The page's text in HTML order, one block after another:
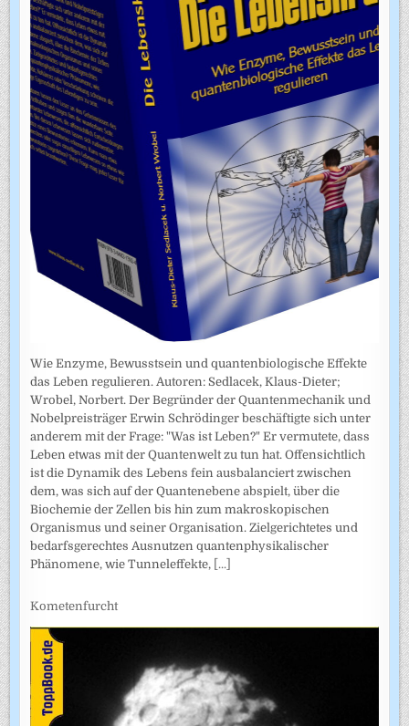
Wie Enzyme, Bewusstsein und quantenbiologische Effekte
das Leben regulieren. Autoren: Sedlacek, Klaus-Dieter;
Wrobel, Norbert. Der Begründer der Quantenmechanik und
Nobelpreisträger Erwin Schrödinger beschäftigte sich unter
anderem mit der Frage: "Was ist Leben?" Er vermutete, dass
Leben etwas mit der Quantenwelt zu tun hat. Offensichtlich
ist die Dynamik des Lebens fein ausbalanciert zwischen
dem, was sich auf der Quantenebene abspielt, über die
Biochemie der Zellen bis hin zum makroskopischen
Organismus und seiner Organisation. Zielgerichtetes und
bedarfsgerechtes Ausnutzen quantenphysikalischer
Phänomene, wie Tunneleffekte, [...]
Kometenfurcht